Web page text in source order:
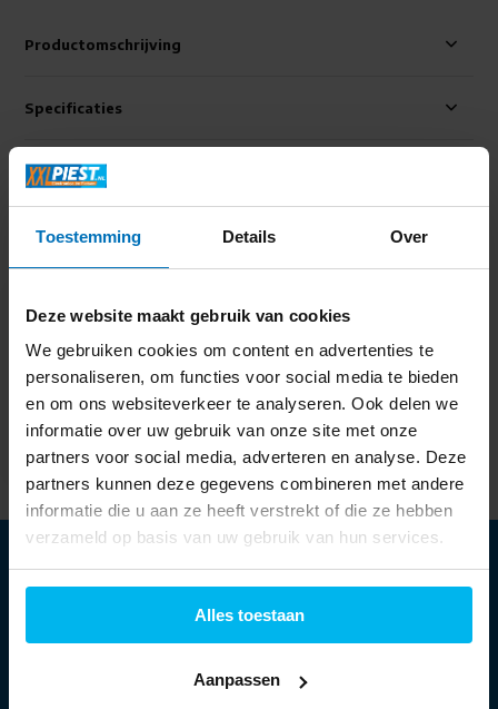
Toestemming Details Over
Deze website maakt gebruik van cookies
We gebruiken cookies om content en advertenties te
personaliseren, om functies voor social media te bieden
en om ons websiteverkeer te analyseren. Ook delen we
informatie over uw gebruik van onze site met onze
partners voor social media, adverteren en analyse. Deze
partners kunnen deze gegevens combineren met andere
informatie die u aan ze heeft verstrekt of die ze hebben
verzameld op basis van uw gebruik van hun services.
Alles toestaan
Aanpassen
Productomschrijving
Specificaties
Delen
HP 17-CN3135NW -
Laptop
13:30 - 18:00 uur